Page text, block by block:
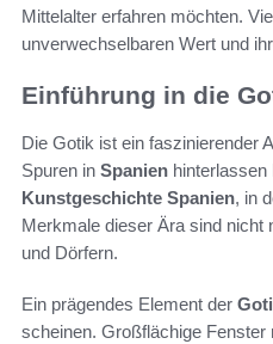
Mittelalter erfahren möchten.
unverwechselbaren Wert und
Einführung in die
Die Gotik ist ein faszinierender
Spuren in Spanien hinterlassen
Kunstgeschichte Spanien, in
Merkmale dieser Ära sind nicht
und Dörfern.
Ein prägendes Element der
scheinen. Großflächige Fenster